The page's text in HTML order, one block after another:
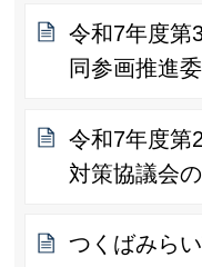
令和7年度第
同参画推進
令和7年度第
対策協議会
つくばみら